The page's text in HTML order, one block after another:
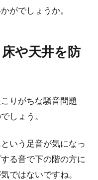
ンションを購入しようとして
モダンとは？
。一般的に「一生に一度」と
がでしょうか。
や天井を防
りがちな騒音問題
しょう。
いう足音が気になっ
る音で下の階の方に
ではないですね。